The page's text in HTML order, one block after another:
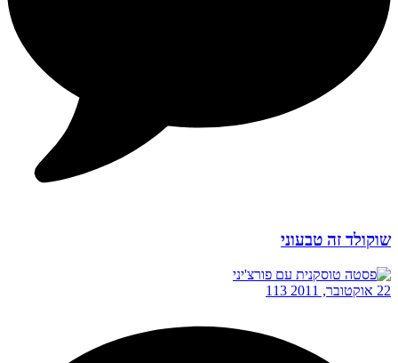
שוקולד זה טבעוני
22 אוקטובר, 2011 113